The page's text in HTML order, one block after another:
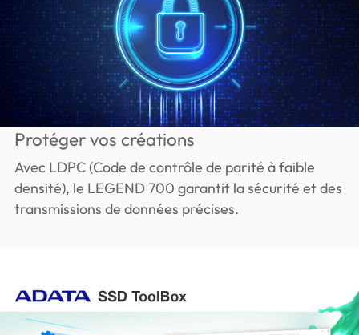
Protéger vos créations
Avec LDPC (Code de contrôle de parité à faible
densité), le LEGEND 700 garantit la sécurité et des
transmissions de données précises.